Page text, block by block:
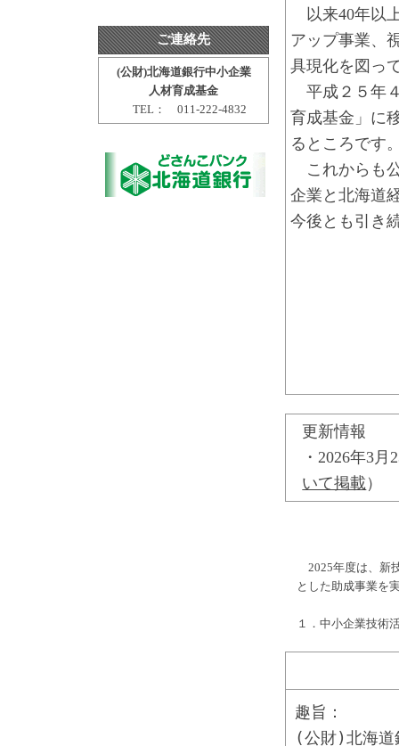
ご連絡先
(公財)北海道銀行中小企業
人材育成基金
TEL： 011-222-4832
以来40年以
アップ事業、
具現化を図っ
平成２５年
育成基金」に
るところです
これからも
企業と北海道
今後とも引き
更新情報
・2026年3
いて掲載）
2025年度は、新
とした助成事業を
１．中小企業技術
趣旨：
(公財)北海道